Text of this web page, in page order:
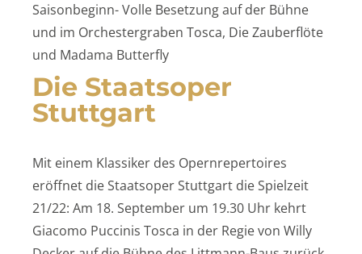
Saisonbeginn- Volle Besetzung auf der Bühne
und im Orchestergraben Tosca, Die Zauberflöte
und Madama Butterfly
Die Staatsoper
Stuttgart
Mit einem Klassiker des Opernrepertoires
eröffnet die Staatsoper Stuttgart die Spielzeit
21/22: Am 18. September um 19.30 Uhr kehrt
Giacomo Puccinis Tosca in der Regie von Willy